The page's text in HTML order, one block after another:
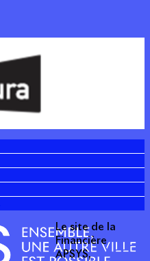
Le site de la
Financière
APSYS,